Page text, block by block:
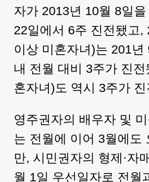
자가 2013년 10월 8일
22일에서 6주 진전됐고,
이상 미혼자녀)는 201
내 전월 대비 3주가 진전
혼자녀)도 역시 3주가
영주권자의 배우자 및
는 전월에 이어 3월에도
만, 시민권자의 형제·자
월 1일 우선일자로 전월